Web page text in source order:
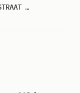
A1 10345 RIT 102895 HOUTDUIFSTRAAT ALKMAAR